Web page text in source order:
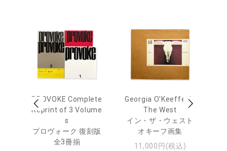
PROVOKE Complete
Reprint of 3 Volume
s
プロヴォーク 復刻版
全3冊揃
Georgia O'Keeffe: In
The West
イン・ザ・ウェスト
オキーフ画集
11,000円(税込)